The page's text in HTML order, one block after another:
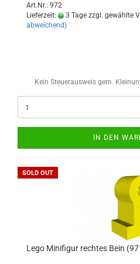
Art.Nr.: 972
Lieferzeit:
3 Tage zzgl. gewählte
abweichend)
Kein Steuerausweis gem.
IN DEN
SOLD OUT
Lego Minifigur rechtes Bein